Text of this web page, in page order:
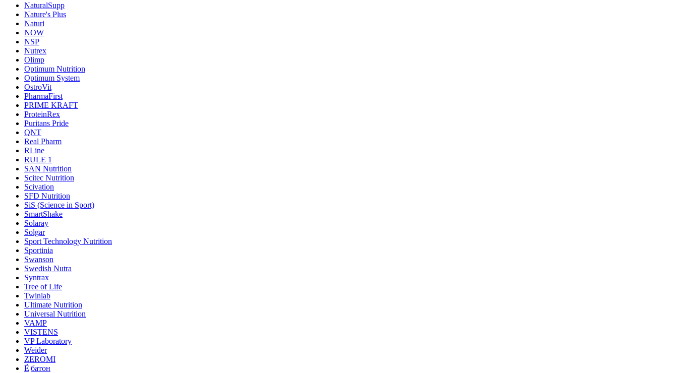
NaturalSupp
Nature's Plus
Naturi
NOW
NSP
Nutrex
Olimp
Optimum Nutrition
Optimum System
OstroVit
PharmaFirst
PRIME KRAFT
ProteinRex
Puritans Pride
QNT
Real Pharm
RLine
RULE 1
SAN Nutrition
Scitec Nutrition
Scivation
SFD Nutrition
SiS (Science in Sport)
SmartShake
Solaray
Solgar
Sport Technology Nutrition
Sportinia
Swanson
Swedish Nutra
Syntrax
Tree of Life
Twinlab
Ultimate Nutrition
Universal Nutrition
VAMP
VISTENS
VP Laboratory
Weider
ZEROMI
Ё|батон